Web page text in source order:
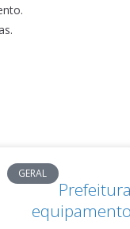
GERAL